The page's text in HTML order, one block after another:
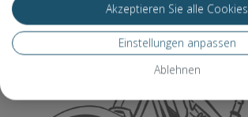
Akzeptieren Sie alle Cookies
Einstellungen anpassen
Ablehnen